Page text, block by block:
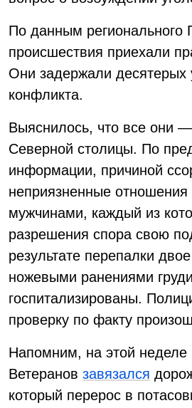
По данным регионального
происшествия приехали
Они задержали десятерых
конфликта.
Выяснилось, что все они
Северной столицы. По
информации, причиной
неприязненные
мужчинами, каждый из
разрешения спора свою
результате перепалки
ножевыми ранениями
госпитализированы.
проверку по факту
Напомним, на этой неделе
Ветеранов завязался
который перерос в